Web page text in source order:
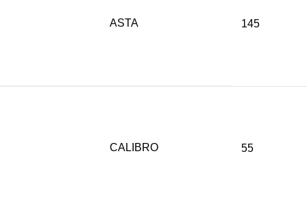
ASTA 145
CALIBRO 55